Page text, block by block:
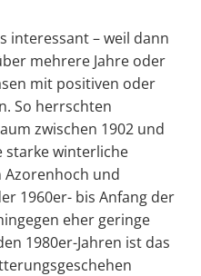
interessant – weil dann
mehrere Jahre oder
mit positiven oder
So herrschten
zwischen 1902 und
starke winterliche
Azorenhoch und
1960er- bis Anfang der
eher geringe
1980er-Jahren ist das